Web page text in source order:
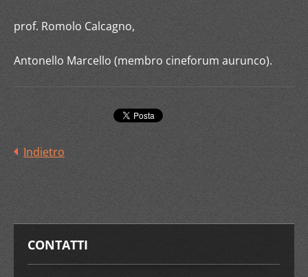
prof. Romolo Calcagno,
Antonello Marcello (membro cineforum aurunco).
Indietro
CONTATTI